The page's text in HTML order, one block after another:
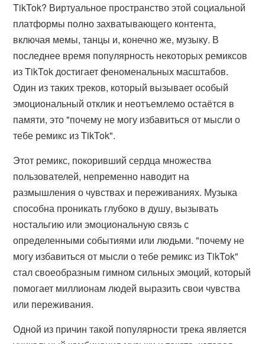
TikTok? Виртуальное пространство этой социальной
платформы полно захватывающего контента,
включая мемы, танцы и, конечно же, музыку. В
последнее время популярность некоторых ремиксов
из TikTok достигает феноменальных масштабов.
Один из таких треков, который вызывает особый
эмоциональный отклик и неотъемлемо остаётся в
памяти, это "почему не могу избавиться от мысли о
тебе ремикс из TikTok".
Этот ремикс, покоривший сердца множества
пользователей, непременно наводит на
размышления о чувствах и переживаниях. Музыка
способна проникать глубоко в душу, вызывать
ностальгию или эмоциональную связь с
определенными событиями или людьми. "почему не
могу избавиться от мысли о тебе ремикс из TikTok"
стал своеобразным гимном сильных эмоций, который
помогает миллионам людей выразить свои чувства
или переживания.
Одной из причин такой популярности трека является